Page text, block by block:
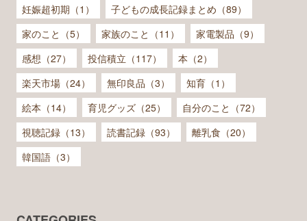
妊娠超初期（1）
子どもの成長記録まとめ（89）
家のこと（5）
家族のこと（11）
家電製品（9）
感想（27）
投信積立（117）
本（2）
楽天市場（24）
無印良品（3）
知育（1）
絵本（14）
育児グッズ（25）
自分のこと（72）
視聴記録（13）
読書記録（93）
離乳食（20）
韓国語（3）